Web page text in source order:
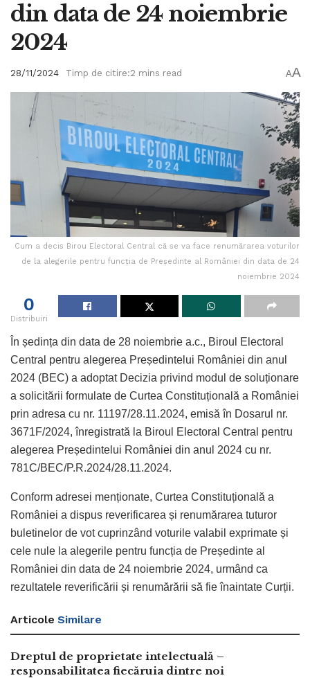
din data de 24 noiembrie
2024
28/11/2024 Timp de citire:2 mins read AA
Cum a decis Birou Electoral Central că se va face renumărarea voturilor
de la alegerile pentru funcția de Președinte al României din data de 24
noiembrie 2024
0
Distribuiri
În ședința din data de 28 noiembrie a.c., Biroul Electoral
Central pentru alegerea Președintelui României din anul
2024 (BEC) a adoptat Decizia privind modul de soluționare
a solicitării formulate de Curtea Constituțională a României
prin adresa cu nr. 11197/28.11.2024, emisă în Dosarul nr.
3671F/2024, înregistrată la Biroul Electoral Central pentru
alegerea Președintelui României din anul 2024 cu nr.
781C/BEC/P.R.2024/28.11.2024.
Conform adresei menționate, Curtea Constituțională a
României a dispus reverificarea și renumărarea tuturor
buletinelor de vot cuprinzând voturile valabil exprimate și
cele nule la alegerile pentru funcția de Președinte al
României din data de 24 noiembrie 2024, urmând ca
rezultatele reverificării și renumărării să fie înaintate Curții.
Articole Similare
Dreptul de proprietate intelectuală –
responsabilitatea fiecăruia dintre noi